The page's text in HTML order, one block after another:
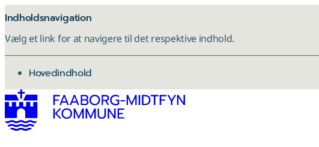
Indholdsnavigation
Vælg et link for at navigere til det respektive indhold.
gå til
Hovedindhold